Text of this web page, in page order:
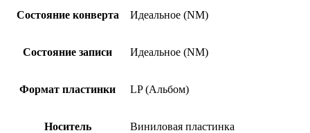
Состояние конверта Идеальное (NM)
Состояние записи Идеальное (NM)
Формат пластинки LP (Альбом)
Носитель Виниловая пластинка